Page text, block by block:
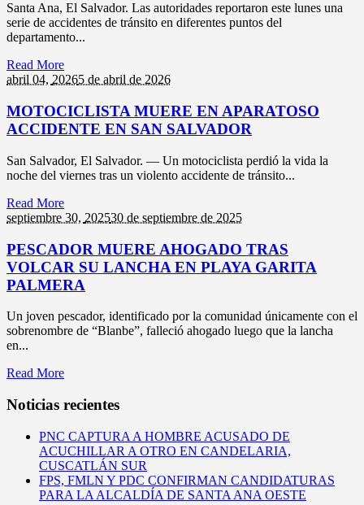
Santa Ana, El Salvador. Las autoridades reportaron este lunes una
serie de accidentes de tránsito en diferentes puntos del
departamento...
Read More
abril 04, 20265 de abril de 2026
MOTOCICLISTA MUERE EN APARATOSO
ACCIDENTE EN SAN SALVADOR
San Salvador, El Salvador. — Un motociclista perdió la vida la
noche del viernes tras un violento accidente de tránsito...
Read More
septiembre 30, 202530 de septiembre de 2025
PESCADOR MUERE AHOGADO TRAS
VOLCAR SU LANCHA EN PLAYA GARITA
PALMERA
Un joven pescador, identificado por la comunidad únicamente con el
sobrenombre de “Blanbe”, falleció ahogado luego que la lancha
en...
Read More
Noticias recientes
PNC CAPTURA A HOMBRE ACUSADO DE
ACUCHILLAR A OTRO EN CANDELARIA,
CUSCATLÁN SUR
FPS, FMLN Y PDC CONFIRMAN CANDIDATURAS
PARA LA ALCALDÍA DE SANTA ANA OESTE